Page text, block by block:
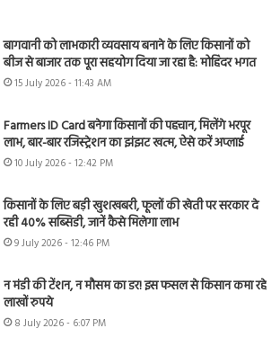
बागवानी को लाभकारी व्यवसाय बनाने के लिए किसानों को
बीज से बाजार तक पूरा सहयोग दिया जा रहा है: मोहिंदर भगत
15 July 2026 - 11:43 AM
Farmers ID Card बनेगा किसानों की पहचान, मिलेंगे भरपूर
लाभ, बार-बार रजिस्ट्रेशन का झंझट खत्म, ऐसे करें अप्लाई
10 July 2026 - 12:42 PM
किसानों के लिए बड़ी खुशखबरी, फूलों की खेती पर सरकार दे
रही 40% सब्सिडी, जानें कैसे मिलेगा लाभ
9 July 2026 - 12:46 PM
न मंडी की टेंशन, न मौसम का डर! इस फसल से किसान कमा रहे
लाखों रुपये
8 July 2026 - 6:07 PM